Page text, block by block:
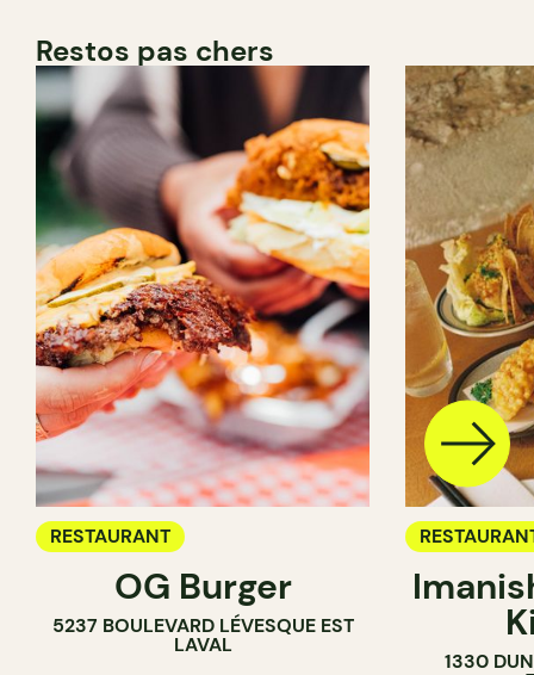
Restos pas chers
RESTAURANT
OG Burger
5237 BOULEVARD LÉVESQUE EST
LAVAL
1330